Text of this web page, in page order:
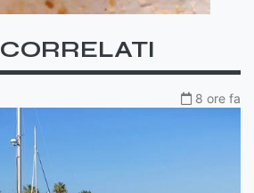
8 ore fa